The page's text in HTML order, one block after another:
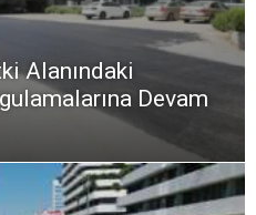
Alanındaki
Devam